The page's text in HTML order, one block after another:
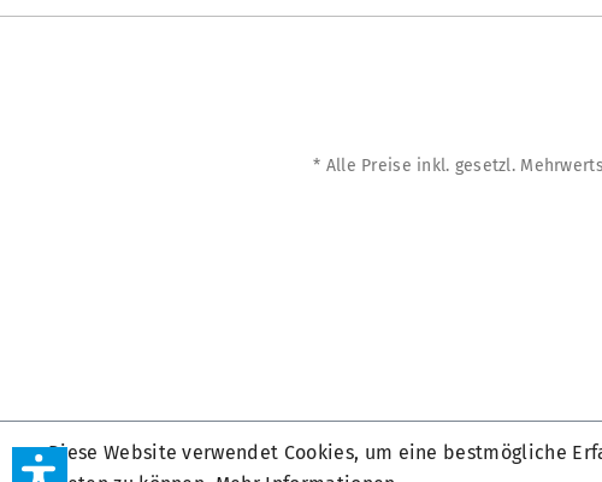
* Alle Preise inkl. gesetzl.
Diese Website verwendet Cookies, um eine bestmögliche